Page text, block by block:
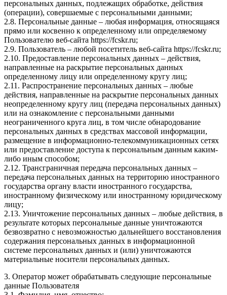
персональных данных, подлежащих обработке, действия
(операции), совершаемые с персональными данными;
2.8. Персональные данные – любая информация, относящаяся
прямо или косвенно к определенному или определяемому
Пользователю веб-сайта https://fcskr.ru;
2.9. Пользователь – любой посетитель веб-сайта https://fcskr.ru;
2.10. Предоставление персональных данных – действия,
направленные на раскрытие персональных данных
определенному лицу или определенному кругу лиц;
2.11. Распространение персональных данных – любые
действия, направленные на раскрытие персональных данных
неопределенному кругу лиц (передача персональных данных)
или на ознакомление с персональными данными
неограниченного круга лиц, в том числе обнародование
персональных данных в средствах массовой информации,
размещение в информационно-телекоммуникационных сетях
или предоставление доступа к персональным данным каким-
либо иным способом;
2.12. Трансграничная передача персональных данных –
передача персональных данных на территорию иностранного
государства органу власти иностранного государства,
иностранному физическому или иностранному юридическому
лицу;
2.13. Уничтожение персональных данных – любые действия, в
результате которых персональные данные уничтожаются
безвозвратно с невозможностью дальнейшего восстановления
содержания персональных данных в информационной
системе персональных данных и (или) уничтожаются
материальные носители персональных данных.
3. Оператор может обрабатывать следующие персональные
данные Пользователя